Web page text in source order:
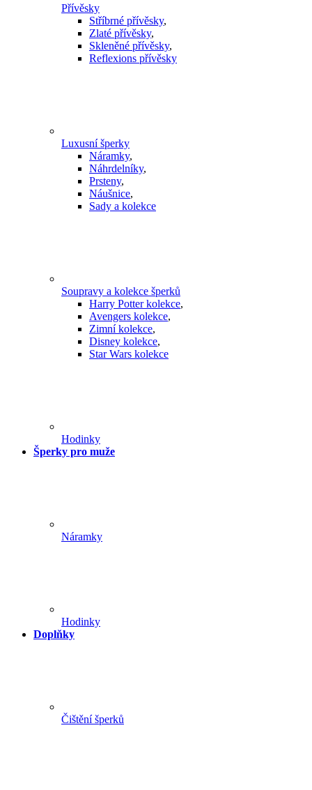
Přívěsky
Stříbrné přívěsky,
Zlaté přívěsky,
Skleněné přívěsky,
Reflexions přívěsky
Luxusní šperky
Náramky,
Náhrdelníky,
Prsteny,
Náušnice,
Sady a kolekce
Soupravy a kolekce šperků
Harry Potter kolekce,
Avengers kolekce,
Zimní kolekce,
Disney kolekce,
Star Wars kolekce
Hodinky
Šperky pro muže
Náramky
Hodinky
Doplňky
Čištění šperků